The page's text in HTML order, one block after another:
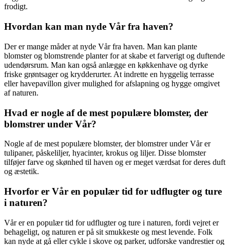
frodigt.
Hvordan kan man nyde Vår fra haven?
Der er mange måder at nyde Vår fra haven. Man kan plante
blomster og blomstrende planter for at skabe et farverigt og duftende
udendørsrum. Man kan også anlægge en køkkenhave og dyrke
friske grøntsager og krydderurter. At indrette en hyggelig terrasse
eller havepavillon giver mulighed for afslapning og hygge omgivet
af naturen.
Hvad er nogle af de mest populære blomster, der
blomstrer under Vår?
Nogle af de mest populære blomster, der blomstrer under Vår er
tulipaner, påskeliljer, hyacinter, krokus og liljer. Disse blomster
tilføjer farve og skønhed til haven og er meget værdsat for deres duft
og æstetik.
Hvorfor er Vår en populær tid for udflugter og ture
i naturen?
Vår er en populær tid for udflugter og ture i naturen, fordi vejret er
behageligt, og naturen er på sit smukkeste og mest levende. Folk
kan nyde at gå eller cykle i skove og parker, udforske vandrestier og